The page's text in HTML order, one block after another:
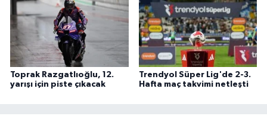
Toprak Razgatlıoğlu, 12.
yarışı için piste çıkacak
Trendyol Süper Lig'de 2-3.
Hafta maç takvimi netleşti